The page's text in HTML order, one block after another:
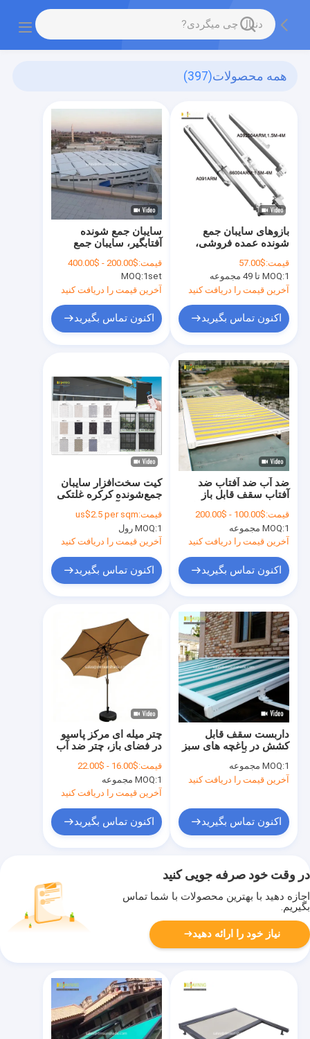
همه محصولات(397)
سایبان جمع شونده
آفتابگیر، سایبان جمع
آفتابگیر شیشه ای،
سایبان سفارشی فضای
باز برای پاسیو و گلخانه،
محافظت در برابر اشعه
ماوراء بنفش و عایق
حرارتی
قیمت:$200.00 - $400.00
MOQ:1set
آخرین قیمت را دریافت کنید
اکنون تماس بگیرید
بازوهای سایبان جمع
شونده عمده فروشی،
سایبان سنگین
قیمت:$57.00
MOQ:1 تا 49 مجموعه
آخرین قیمت را دریافت کنید
اکنون تماس بگیرید
کیت سخت‌افزار سایبان
جمع‌شونده کرکره غلتکی
غلتکی
قیمت:us$2.5 per sqm
MOQ:1 رول
آخرین قیمت را دریافت کنید
اکنون تماس بگیرید
ضد آب ضد آفتاب ضد
آفتاب سقف قابل باز
سقف های خارجی
قیمت:$100.00 - $200.00
MOQ:1 مجموعه
آخرین قیمت را دریافت کنید
اکنون تماس بگیرید
چتر میله ای مرکز پاسیو
در فضای باز، چتر ضد آب
قیمت:$16.00 - $22.00
MOQ:1 مجموعه
آخرین قیمت را دریافت کنید
اکنون تماس بگیرید
داربست سقف قابل
کشش در باغچه های سبز
MOQ:1 مجموعه
آخرین قیمت را دریافت کنید
اکنون تماس بگیرید
در وقت خود صرفه جویی کنید
اجازه دهید با بهترین محصولات با شما تماس
بگیریم.
نیاز خود را ارائه دهید